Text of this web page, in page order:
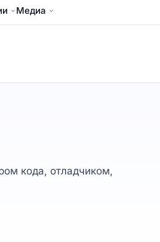
Медиа
кода, отладчиком,